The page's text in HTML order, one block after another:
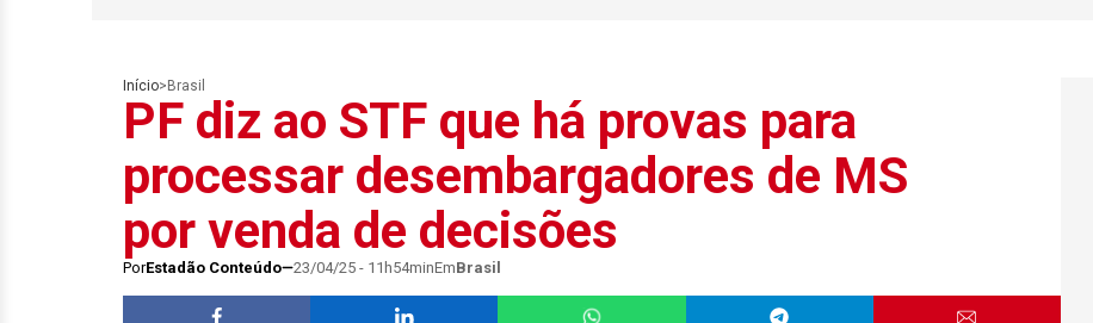
Início> Brasil
PF diz ao STF que há provas para
processar desembargadores de MS
por venda de decisões
PorEstadão Conteúdo 23/04/25 - 11h54minEmBrasil